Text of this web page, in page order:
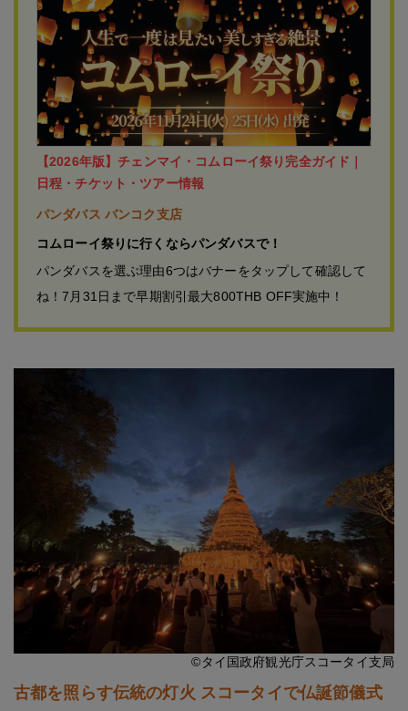
【2026年版】チェンマイ・コムローイ祭り完全ガイド｜
日程・チケット・ツアー情報
パンダバス バンコク支店
コムローイ祭りに行くならパンダバスで！
パンダバスを選ぶ理由6つはバナーをタップして確認して
ね！7月31日まで早期割引最大800THB OFF実施中！
©タイ国政府観光庁スコータイ支局
古都を照らす伝統の灯火 スコータイで仏誕節儀式